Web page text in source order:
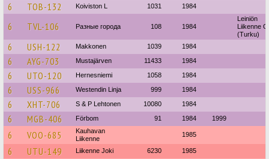
6 TOB-132 Koiviston L 1031 1984
6 TVL-106 Разные города 108 1984
Leiniön
Liikenne
(Turku)
6 USH-122 Makkonen 1039 1984
6 AYG-703 Mustajärven 11433 1984
6 UTO-120 Hernesniemi 1058 1984
6 USS-966 Westendin Linja 999 1984
6 XHT-706 S & P Lehtonen 10080 1984
6 MGB-406 Förbom 91 1984 1999
6 VOO-685
Kauhavan
Liikenne
1985
6 UTU-149 Liikenne Joki 6230 1985